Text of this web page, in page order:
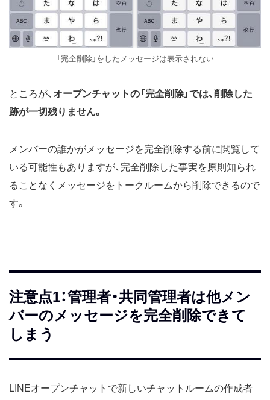
「完全削除」をしたメッセージは表示されない
ところが、 オープンチャットの「完全削除」では、削除した
跡が一切残りません。
メンバーの誰かがメッセージを完全削除する前に閲覧して
いる可能性もありますが、完全削除した事実を原則知られ
ることなくメッセージをトークルームから削除できるので
す。
注意点1：管理者・共同管理者は他メン
バーのメッセージを完全削除できて
しまう
LINEオープンチャットで新しいチャットルームの作成者